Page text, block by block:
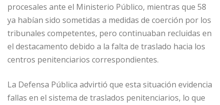
procesales ante el Ministerio Público, mientras que 58
ya habían sido sometidas a medidas de coerción por los
tribunales competentes, pero continuaban recluidas en
el destacamento debido a la falta de traslado hacia los
centros penitenciarios correspondientes.
La Defensa Pública advirtió que esta situación evidencia
fallas en el sistema de traslados penitenciarios, lo que